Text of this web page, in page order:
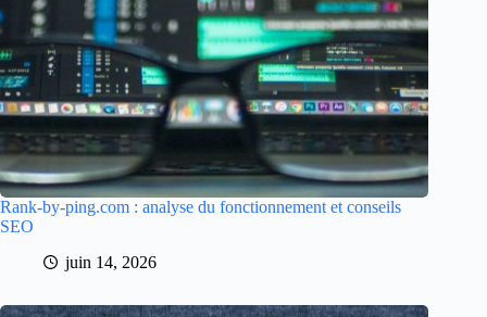
Rank-by-ping.com : analyse du fonctionnement et conseils
SEO
juin 14, 2026